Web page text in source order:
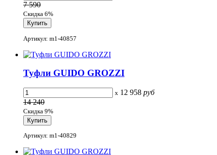
7 590
Скидка 6%
Артикул: m1-40857
Туфли GUIDO GROZZI
x 12 958 руб
14 240
Скидка 9%
Артикул: m1-40829